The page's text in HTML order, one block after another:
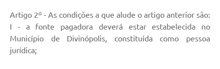
Artigo 2º - As condições a que alude o artigo anterior são:
I - a fonte pagadora deverá estar estabelecida no
Município de Divinópolis, constituída como pessoa
jurídica;